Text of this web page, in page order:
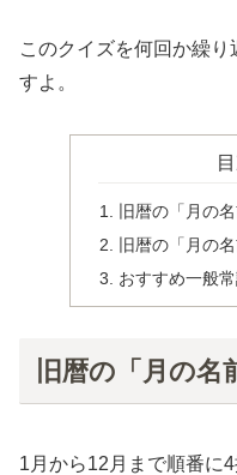
このクイズを何回か繰
すよ。
旧暦の「月の
旧暦の「月の
おすすめ一般
旧暦の「月の名
1月から12月まで順番に